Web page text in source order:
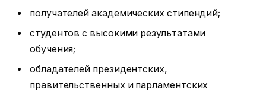
получателей академических стипендий;
студентов с высокими результатами
обучения;
обладателей президентских,
правительственных и парламентских